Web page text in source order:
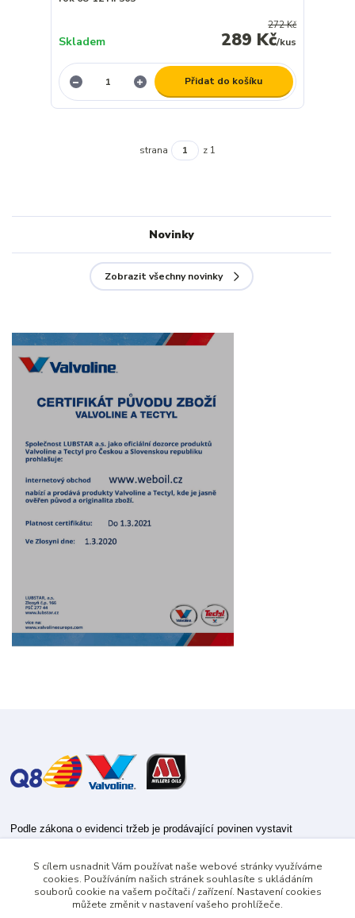
272 Kč
289 Kč/kus
Skladem
Přidat do košíku
strana z 1
Novinky
Zobrazit všechny novinky
Podle zákona o evidenci tržeb je prodávající povinen vystavit
Zároveň je povinen zaevidovat přijatou tržbu u správce daně online; v
případě technického výpadku pak nejpozději do 48 hodin.
S cílem usnadnit Vám používat naše webové stránky využíváme
cookies. Používáním našich stránek souhlasíte s ukládáním
souborů cookie na vašem počítači / zařízení. Nastavení cookies
můžete změnit v nastavení vašeho prohlížeče.